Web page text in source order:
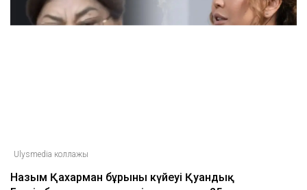
Ulysmedia коллажы
Назым Қахарман бұрынғы күйеуі Қуандық